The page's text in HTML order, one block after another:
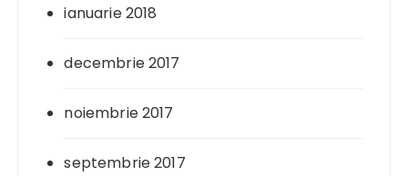
ianuarie 2018
decembrie 2017
noiembrie 2017
septembrie 2017